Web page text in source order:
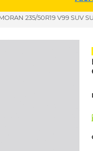
235/50R19 V99 SUV